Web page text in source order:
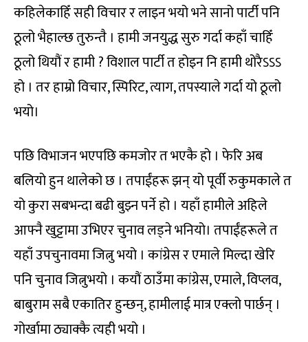
कहिलेकाहिँ सही विचार र लाइन भयो भने सानो पार्टी पनि
ठूलो भैहाल्छ तुरुन्तै । हामी जनयुद्ध सुरु गर्दा कहाँ चाहिँ
ठूलो थियौं र हामी ? विशाल पार्टी त होइन नि हामी थोरैऽऽऽ
हो । तर हाम्रो विचार, स्पिरिट, त्याग, तपस्याले गर्दा यो ठूलो
भयो।
पछि विभाजन भएपछि कमजोर त भएकै हो । फेरि अब
बलियो हुन थालेको छ । तपाईंहरू झन् यो पूर्वी रुकुमकाले त
यो कुरा सबभन्दा बढी बुझ्न पर्ने हो । यहाँ हामीले अहिले
आफ्नै खुट्टामा उभिएर चुनाव लड्ने भनियो। तपाईंहरूले त
यहाँ उपचुनावमा जित्नु भयो । कांग्रेस र एमाले मिल्दा खेरि
पनि चुनाव जित्नुभयो । कयौं ठाउँमा कांग्रेस, एमाले, विप्लव,
बाबुराम सबै एकातिर हुन्छन्, हामीलाई मात्र एक्लो पार्छन् ।
गोर्खामा ठ्याक्कै त्यही भयो ।